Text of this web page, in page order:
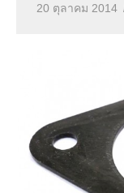
20 ตุลาคม 2014